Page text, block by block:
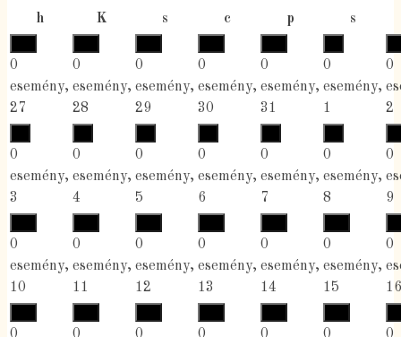
hhétfő K sszerda ccsütörtök
ppéntek s
0
esemény,
27
0
esemény,
28
0
esemény,
29
0
esemény,
30
0
esemény,
31
0
esemény,
1
0
2
0
esemény,
3
0
esemény,
4
0
esemény,
5
0
esemény,
6
0
esemény,
7
0
esemény,
8
0
9
0
esemény,
10
0
esemény,
11
0
esemény,
12
0
esemény,
13
0
esemény,
14
0
esemény,
15
0
16
0
0
0
0
0
0
0